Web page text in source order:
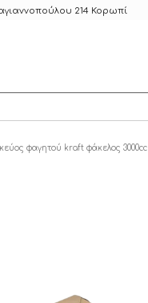
214 Κορωπί
φαγητού kraft φάκελος 3000cc